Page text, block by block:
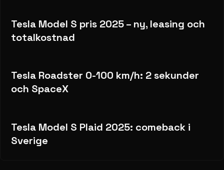
Tesla Model S pris 2025 – ny, leasing och
totalkostnad
Tesla Roadster 0-100 km/h: 2 sekunder
och SpaceX
Tesla Model S Plaid 2025: comeback i
Sverige